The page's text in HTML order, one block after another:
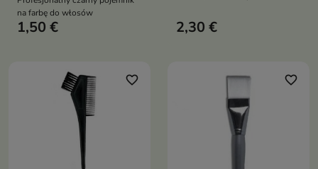
na farbę do włosów
1,50 € 2,30 €
favorite_border favorite_border